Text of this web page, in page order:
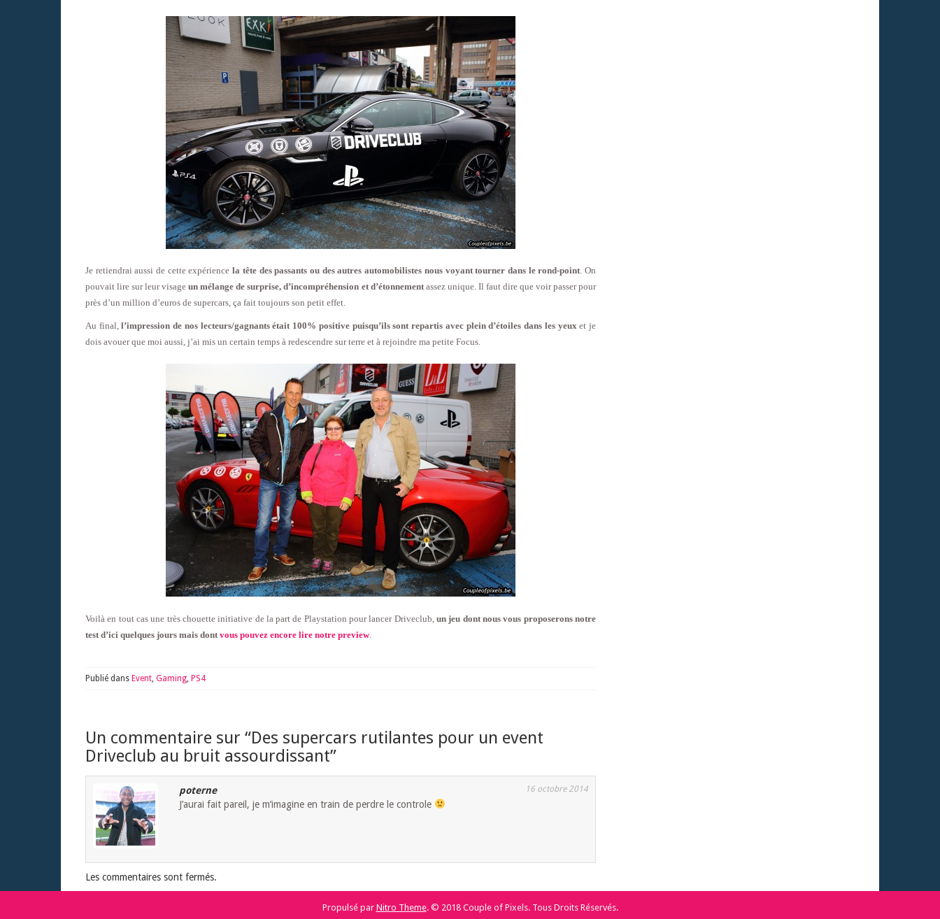
Je retiendrai aussi de cette expériencela tête des passants ou des autres automobilistes nous voyant tourner dans le rond-point. On
pouvait lire sur leur visageun mélange de surprise, d’incompréhension et d’étonnementassez unique. Il faut dire que voir passer pour
près d’un million d’euros de supercars, ça fait toujours son petit effet.
Au final,l’impression de nos lecteurs/gagnants était 100% positive puisqu’ils sont repartis avec plein d’étoiles dans les yeuxet je
dois avouer que moi aussi, j’ai mis un certain temps à redescendre sur terre et à rejoindre ma petite Focus.
Voilà en tout cas une très chouette initiative de la part de Playstation pour lancer Driveclub, un jeu dont nous vous proposerons notre
test d’ici quelques jours mais dont vous pouvez encore lire notre preview.
Publié dans Event, Gaming, PS4
Un commentaire sur “Des supercars rutilantes pour un event
Driveclub au bruit assourdissant”
poterne 16 octobre 2014
J’aurai fait pareil, je m’imagine en train de perdre le controle
Les commentaires sont fermés.
Propulsé par Nitro Theme. © 2018 Couple of Pixels. Tous Droits Réservés.